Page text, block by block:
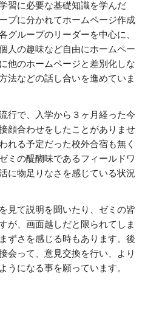
習に必要な基礎知識を学んだ
プに分かれてホームページ作成
グループのリーダーを中心に、
人の趣味など自由にホームペー
他のホームページと差別化しな
法などの話し合いを進めていま
行で、入学から３ヶ月経った今
顔合わせをしたことがありませ
れる予定だった校外合宿も無く
ミの醍醐味であるフィールドワ
に物足りなさを感じている状況
見て説明を聞いたり、ゼミの皆
が、画面越しだと限られてしま
ずさを感じる時もあります。後
会って、意見交換を行い、より
うになる事を願っています。